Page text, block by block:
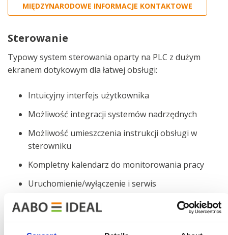
MIĘDZYNARODOWE INFORMACJE KONTAKTOWE
Sterowanie
Typowy system sterowania oparty na PLC z dużym
ekranem dotykowym dla łatwej obsługi:
Intuicyjny interfejs użytkownika
Możliwość integracji systemów nadrzędnych
Możliwość umieszczenia instrukcji obsługi w
sterowniku
Kompletny kalendarz do monitorowania pracy
Uruchomienie/wyłączenie i serwis
Wbudowane funkcje oszczędzania energii
Monitoring